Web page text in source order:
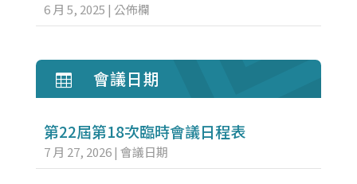
6 月 5, 2025 | 公佈欄
 會議日期
第22屆第18次臨時會議日程表
7 月 27, 2026| 會議日期